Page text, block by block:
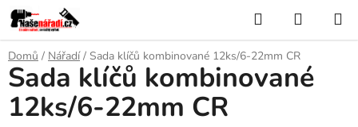
Přejít
na
obsah
Hledat
KOŠÍK
Domů / Nářadí / Sada klíčů kombinované 12ks/6-22mm CR
Sada klíčů kombinované
12ks/6-22mm CR